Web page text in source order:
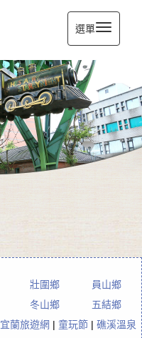
選單
壯圍鄉
員山鄉
冬山鄉
五結鄉
宜蘭旅遊網 |童玩節 |礁溪溫泉